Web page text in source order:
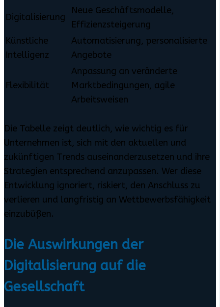
Digitalisierung
Neue Geschäftsmodelle,
Effizienzsteigerung
Künstliche
Intelligenz
Automatisierung, personalisierte
Angebote
Flexibilität
Anpassung an veränderte
Marktbedingungen, agile
Arbeitsweisen
Die Tabelle zeigt deutlich, wie wichtig es für
Unternehmen ist, sich mit den aktuellen und
zukünftigen Trends auseinanderzusetzen und ihre
Strategien entsprechend anzupassen. Wer diese
Entwicklung ignoriert, riskiert, den Anschluss zu
verlieren und langfristig an Wettbewerbsfähigkeit
einzubüßen.
Die Auswirkungen der
Digitalisierung auf die
Gesellschaft